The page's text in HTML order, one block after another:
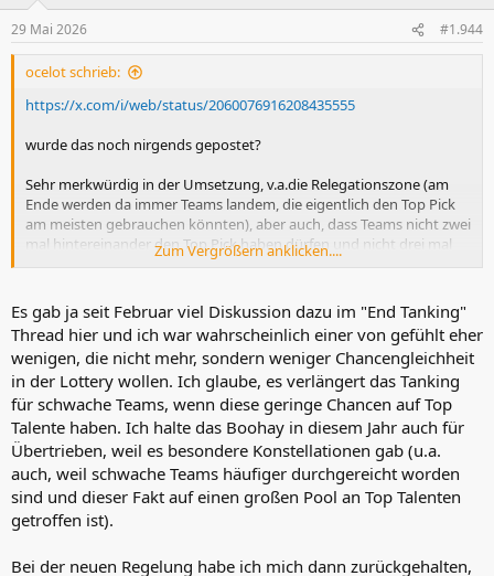
e
n
29 Mai 2026 #1.944
ocelot schrieb:
https://x.com/i/web/status/2060076916208435555
wurde das noch nirgends gepostet?
Sehr merkwürdig in der Umsetzung, v.a.die Relegationszone (am
Ende werden da immer Teams landem, die eigentlich den Top Pick
am meisten gebrauchen könnten), aber auch, dass Teams nicht zwei
mal hintereinander den Top Pick haben dürfen und nicht drei mal
einen Top5 . Picks im Niemandsland gewinnen an Wert (außer Top5
nur alle zwei Jahre Top 5 picken und ihre Picks will deshalb vielleicht
auch niemand. Das schafft viele neue Härtefälle über die sich in
Zukunft echauffiert werden wird. Und die merkwürdige Situation,
dass man jetzt 4. bis 10. von unten werden will, aber nicht 1. - 3.. Was
werden alle Teams, die leicht besser als Platz 21 sind jetzt wohl ab
Februar/März tun? Tanken doch vermutlich. Und jetzt lohnt es sich
für enttäuschende Teams, die eigentlich in die Playoffs wollten,
noch mehr, Assets zur Deadline zu verscherbeln und Verletzungen
konservativer zu behandeln, um die Chance auf einen guten Pick zu
bekommen.
Zusammengefasst wird Tanking nicht abgeschafft sondern nur
zurück zum Erfolg zu kommen und das Play-In läuft Gefahr, dass da
Zum Vergrößern anklicken....
Es gab ja seit Februar viel Diskussion dazu im "End Tanking"
Thread hier und ich war wahrscheinlich einer von gefühlt eher
wenigen, die nicht mehr, sondern weniger Chancengleichheit
in der Lottery wollen. Ich glaube, es verlängert das Tanking
für schwache Teams, wenn diese geringe Chancen auf Top
Talente haben. Ich halte das Boohay in diesem Jahr auch für
Übertrieben, weil es besondere Konstellationen gab (u.a.
auch, weil schwache Teams häufiger durchgereicht worden
sind und dieser Fakt auf einen großen Pool an Top Talenten
getroffen ist).
Bei der neuen Regelung habe ich mich dann zurückgehalten,